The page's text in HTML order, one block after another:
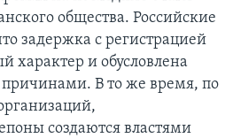
общества. Российские
задержка с регистрацией
и обусловлена
В то же время, по
создаются властями